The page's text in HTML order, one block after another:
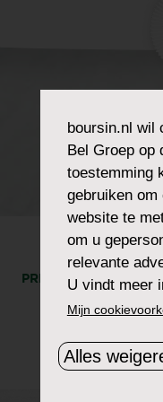
PRINT DEEL
boursin.nl wil
Bel Groep op
toestemming
gebruiken
website te
om u
relevante
U vindt meer
Mijn
Alles